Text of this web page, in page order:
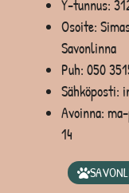
Y-tunnus:
Osoite:
Savonlinna
Puh: 050
Sähköposti:
Avoinna:
14